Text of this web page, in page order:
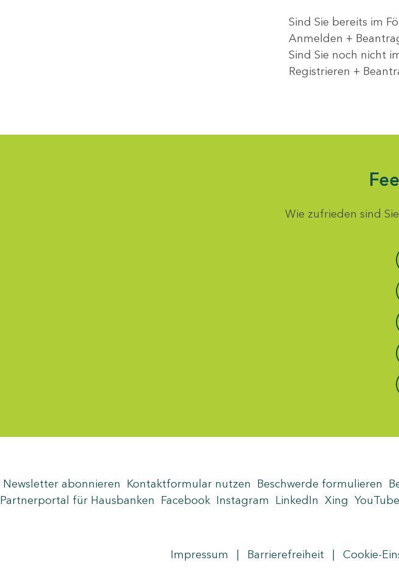
Sind Sie bereits im
Anmelden +
Sind Sie noch nicht
Registrieren +
Wie zufrieden sind
Newsletter abonnieren Kontaktformular nutzen Beschwerde formulieren
Partnerportal für Hausbanken Facebook Instagram LinkedIn Xing YouTube
Impressum
Barrierefreiheit Cookie-